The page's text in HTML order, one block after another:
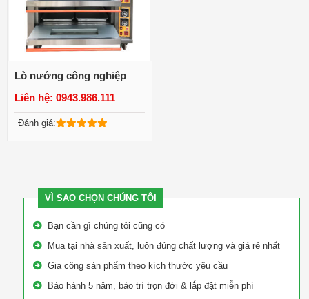
Xem chi tiết
Lò nướng công nghiệp
Liên hệ: 0943.986.111
Đánh giá:
VÌ SAO CHỌN CHÚNG TÔI
Bạn cần gì chúng tôi cũng có
Mua tại nhà sản xuất, luôn đúng chất lượng và giá rẻ nhất
Gia công sản phẩm theo kích thước yêu cầu
Bảo hành 5 năm, bảo trì trọn đời & lắp đặt miễn phí